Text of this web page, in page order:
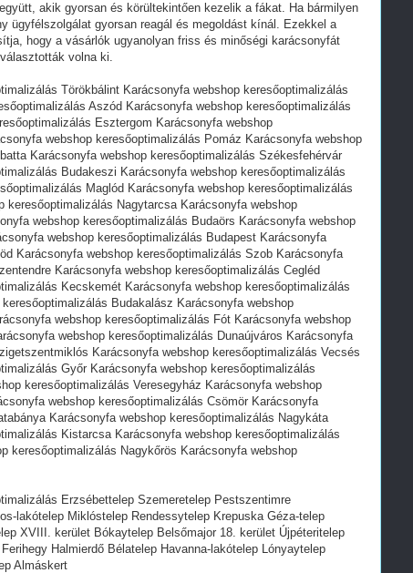
akik gyorsan és körültekintően kezelik a fákat. Ha bármilyen
ügyfélszolgálat gyorsan reagál és megoldást kínál. Ezekkel a
hogy a vásárlók ugyanolyan friss és minőségi karácsonyfát
volna ki.
Törökbálint Karácsonyfa webshop keresőoptimalizálás
Aszód Karácsonyfa webshop keresőoptimalizálás
Esztergom Karácsonyfa webshop
webshop keresőoptimalizálás Pomáz Karácsonyfa webshop
Karácsonyfa webshop keresőoptimalizálás Székesfehérvár
Budakeszi Karácsonyfa webshop keresőoptimalizálás
Maglód Karácsonyfa webshop keresőoptimalizálás
keresőoptimalizálás Nagytarcsa Karácsonyfa webshop
webshop keresőoptimalizálás Budaörs Karácsonyfa webshop
webshop keresőoptimalizálás Budapest Karácsonyfa
Karácsonyfa webshop keresőoptimalizálás Szob Karácsonyfa
Karácsonyfa webshop keresőoptimalizálás Cegléd
Kecskemét Karácsonyfa webshop keresőoptimalizálás
Budakalász Karácsonyfa webshop
webshop keresőoptimalizálás Fót Karácsonyfa webshop
webshop keresőoptimalizálás Dunaújváros Karácsonyfa
Karácsonyfa webshop keresőoptimalizálás Vecsés
Győr Karácsonyfa webshop keresőoptimalizálás
keresőoptimalizálás Veresegyház Karácsonyfa webshop
webshop keresőoptimalizálás Csömör Karácsonyfa
Karácsonyfa webshop keresőoptimalizálás Nagykáta
Kistarcsa Karácsonyfa webshop keresőoptimalizálás
keresőoptimalizálás Nagykőrös Karácsonyfa webshop
Erzsébettelep Szemeretelep Pestszentimre
lakótelep Miklóstelep Rendessytelep Krepuska Géza-telep
XVIII. kerület Bókaytelep Belsőmajor 18. kerület Újpéteritelep
Halmierdő Bélatelep Havanna-lakótelep Lónyaytelep
Almáskert